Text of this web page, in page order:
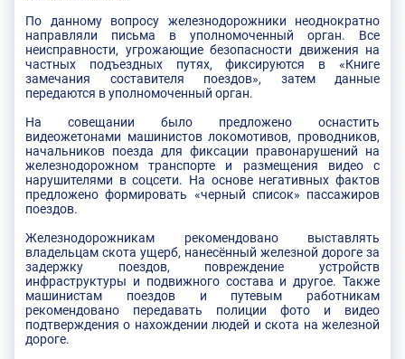
По данному вопросу железнодорожники неоднократно
направляли письма в уполномоченный орган. Все
неисправности, угрожающие безопасности движения на
частных подъездных путях, фиксируются в «Книге
замечания составителя поездов», затем данные
передаются в уполномоченный орган.
На совещании было предложено оснастить
видеожетонами машинистов локомотивов, проводников,
начальников поезда для фиксации правонарушений на
железнодорожном транспорте и размещения видео с
нарушителями в соцсети. На основе негативных фактов
предложено формировать «черный список» пассажиров
поездов.
Железнодорожникам рекомендовано выставлять
владельцам скота ущерб, нанесённый железной дороге за
задержку поездов, повреждение устройств
инфраструктуры и подвижного состава и другое. Также
машинистам поездов и путевым работникам
рекомендовано передавать полиции фото и видео
подтверждения о нахождении людей и скота на железной
дороге.